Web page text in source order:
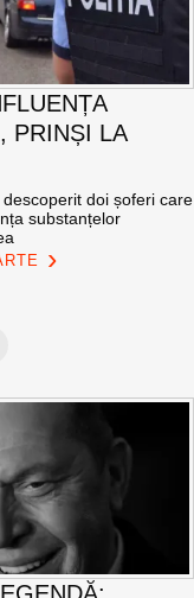
PRINȘI LA
doi șoferi care
substanțelor